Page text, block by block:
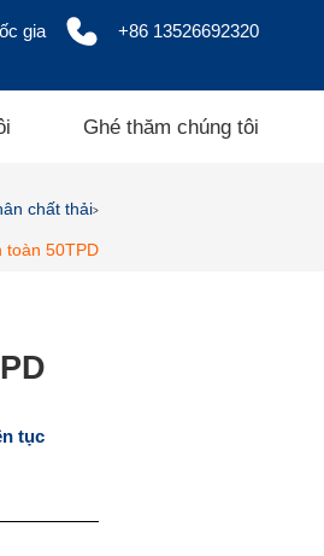
gia +86 13526692320
Ghé thăm chúng tôi
chất thải>
toàn 50TPD
tục